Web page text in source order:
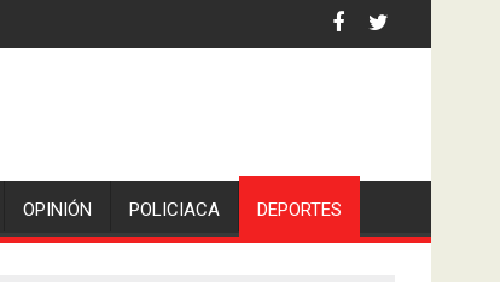
Avisack Douglas.
OPINIÓN POLICIACA DEPORTES